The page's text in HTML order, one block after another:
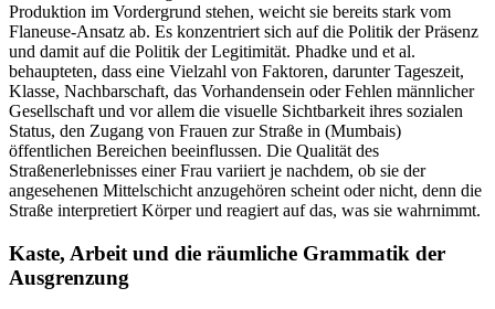
Produktion im Vordergrund stehen, weicht sie bereits stark vom
Flaneuse-Ansatz ab. Es konzentriert sich auf die Politik der Präsenz
und damit auf die Politik der Legitimität. Phadke und et al.
behaupteten, dass eine Vielzahl von Faktoren, darunter Tageszeit,
Klasse, Nachbarschaft, das Vorhandensein oder Fehlen männlicher
Gesellschaft und vor allem die visuelle Sichtbarkeit ihres sozialen
Status, den Zugang von Frauen zur Straße in (Mumbais)
öffentlichen Bereichen beeinflussen. Die Qualität des
Straßenerlebnisses einer Frau variiert je nachdem, ob sie der
angesehenen Mittelschicht anzugehören scheint oder nicht, denn die
Straße interpretiert Körper und reagiert auf das, was sie wahrnimmt.
Kaste, Arbeit und die räumliche Grammatik der
Ausgrenzung